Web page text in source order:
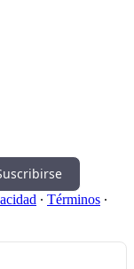
∙ Términos ∙